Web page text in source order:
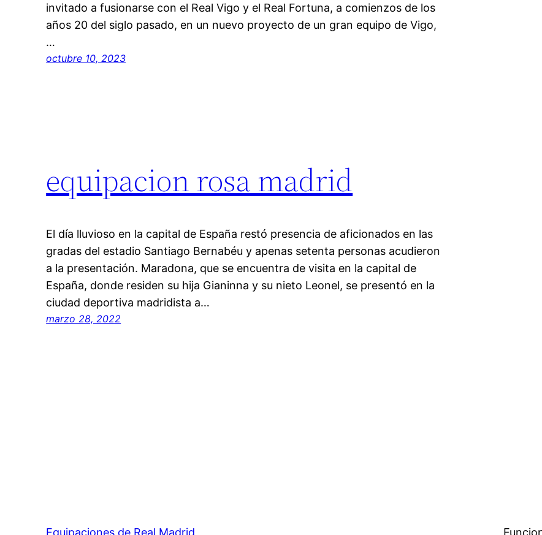
invitado a fusionarse con el Real Vigo y el Real Fortuna, a comienzos de los
años 20 del siglo pasado, en un nuevo proyecto de un gran equipo de Vigo,
…
octubre 10, 2023
equipacion rosa madrid
El día lluvioso en la capital de España restó presencia de aficionados en las
gradas del estadio Santiago Bernabéu y apenas setenta personas acudieron
a la presentación. Maradona, que se encuentra de visita en la capital de
España, donde residen su hija Gianinna y su nieto Leonel, se presentó en la
ciudad deportiva madridista a…
marzo 28, 2022